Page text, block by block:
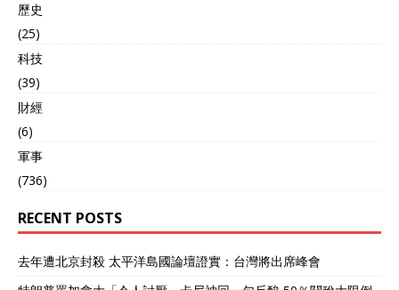
歷史
(25)
科技
(39)
財經
(6)
軍事
(736)
RECENT POSTS
去年遭北京封殺 太平洋島國論壇證實：台灣將出席峰會